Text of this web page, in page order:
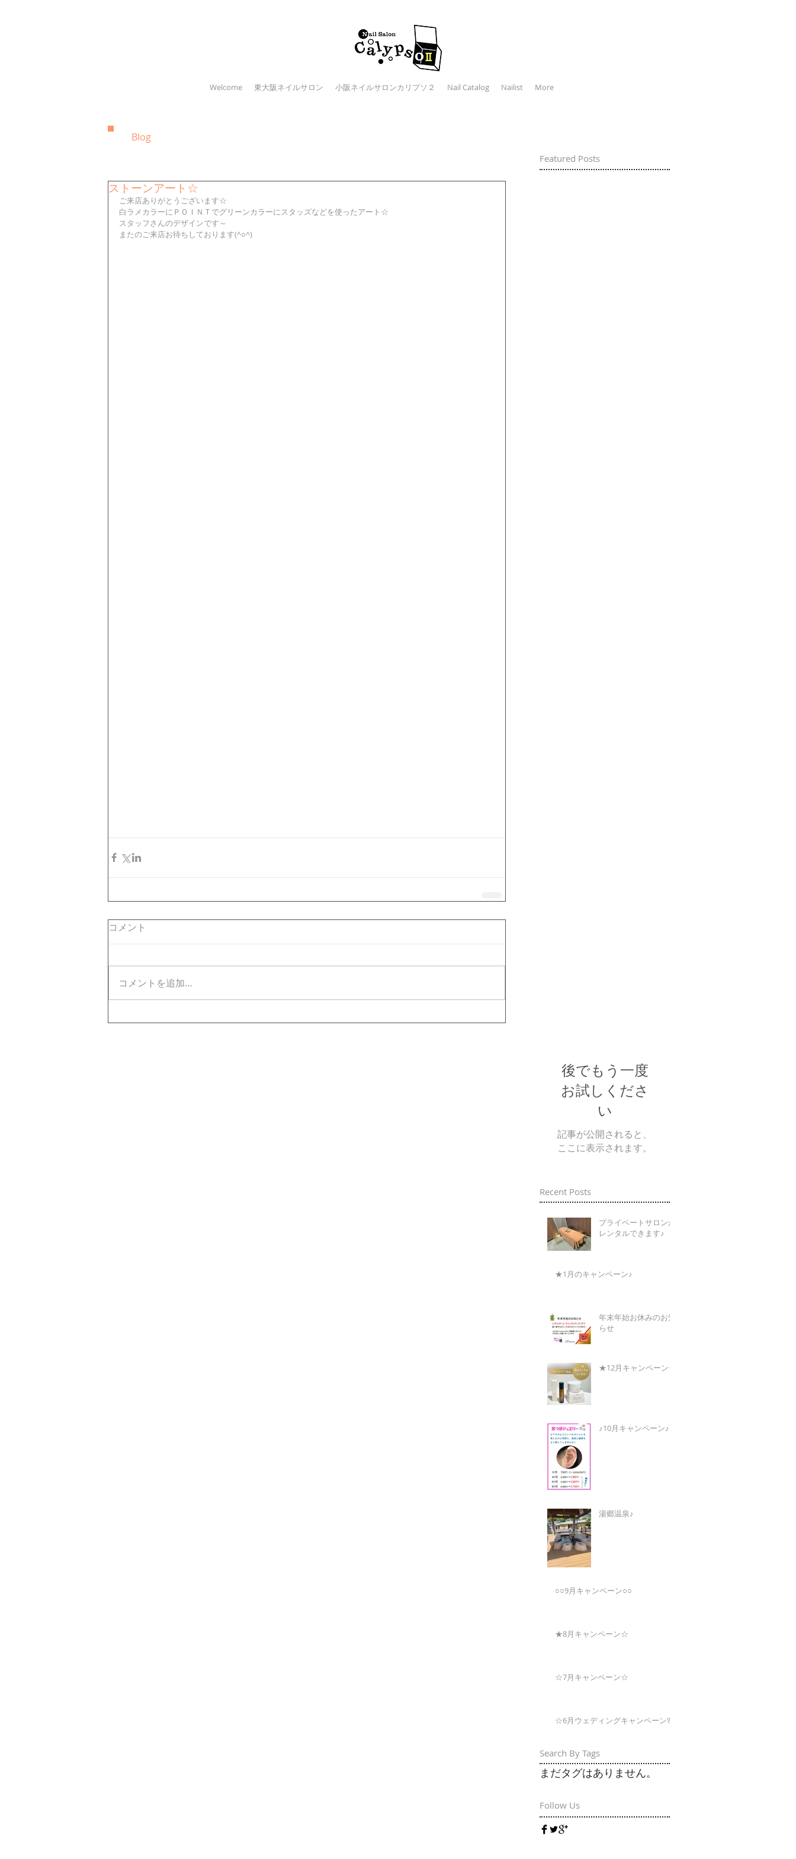
Welcome 東大阪ネイルサロン 小阪ネイルサロンカリプソ２ Nail Catalog Nailist More
Blog
Featured Posts
ストーンアート☆
ご来店ありがとうございます☆
白ラメカラーにＰＯＩＮＴでグリーンカラーにスタッズなどを使ったアート☆
スタッフさんのデザインです～
またのご来店お待ちしております(^○^)
コメント
コメントを追加…
後でもう一度
お試しくださ
い
記事が公開されると、
ここに表示されます。
Recent Posts
Search By Tags
プライベートサロンが
レンタルできます♪
★1月のキャンペーン♪
年末年始お休みのお知
らせ
★12月キャンペーン★
♪10月キャンペーン♪
湯郷温泉♪
○○9月キャンペーン○○
★8月キャンペーン☆
☆7月キャンペーン☆
☆6月ウェディングキャンペーン🌸
まだタグはありません。
Follow Us